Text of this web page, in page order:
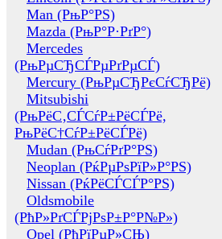
Man (РњР°РЅ)
Mazda (РњР°Р·РґР°)
Mercedes
(РњРµСЂСЃРµРґРµСЃ)
Mercury (РњРµСЂРєСѓСЂРё)
Mitsubishi
(РњРёС‚СЃСѓР±РёСЃРё,
РњРёС†СѓР±РёСЃРё)
Mudan (РњСѓРґР°РЅ)
Neoplan (РќРµРѕРїР»Р°РЅ)
Nissan (РќРёСЃСЃР°РЅ)
Oldsmobile
(РћР»РґСЃРјРѕР±Р°Р№Р»)
Opel (РћРїРµР»СЊ)